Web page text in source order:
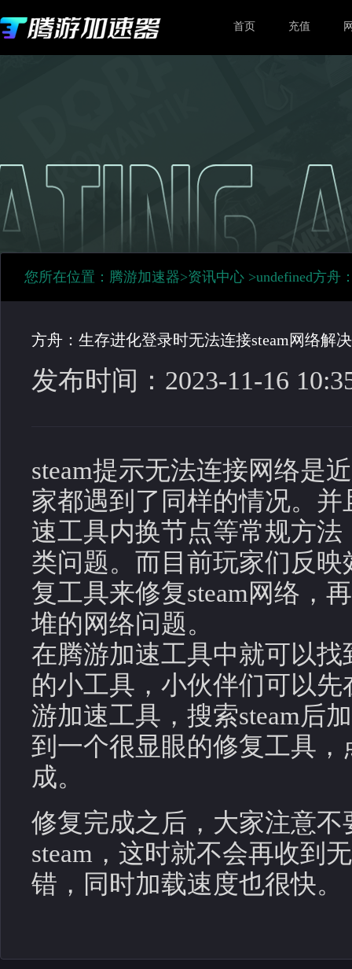
首页 充值
您所在位置： 腾游加速器>资讯中心 >undefined方舟
方舟：生存进化登录时无法连接steam网络解
发布时间：2023-11-16
steam提示无法连接网络是
家都遇到了同样的情况。
速工具内换节点等常规方
类问题。而目前玩家们反
复工具来修复steam网络，
堆的网络问题。
在腾游加速工具中就可以找
的小工具，小伙伴们可以
游加速工具，搜索steam后
到一个很显眼的修复工具
成。
修复完成之后，大家注意
steam，这时就不会再收到
错，同时加载速度也很快。